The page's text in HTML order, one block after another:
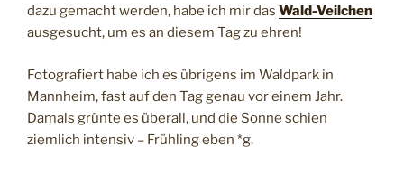
dazu gemacht werden, habe ich mir das Wald-Veilchen
ausgesucht, um es an diesem Tag zu ehren!
Fotografiert habe ich es übrigens im Waldpark in
Mannheim, fast auf den Tag genau vor einem Jahr.
Damals grünte es überall, und die Sonne schien
ziemlich intensiv – Frühling eben *g.